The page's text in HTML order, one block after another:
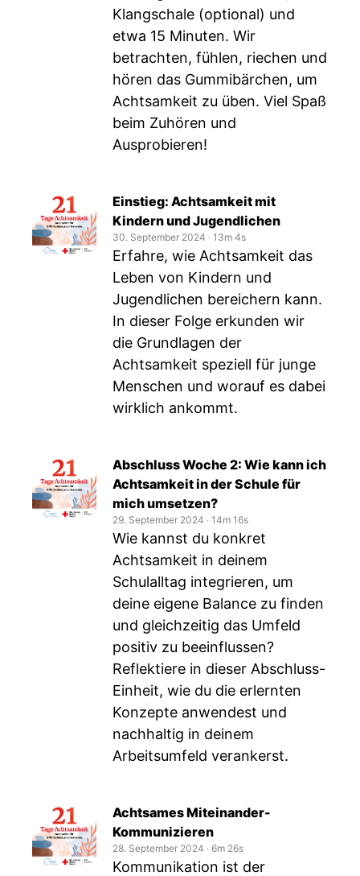
Klangschale (optional) und
etwa 15 Minuten. Wir
betrachten, fühlen, riechen und
hören das Gummibärchen, um
Achtsamkeit zu üben. Viel Spaß
beim Zuhören und
Ausprobieren!
Einstieg: Achtsamkeit mit
Kindern und Jugendlichen
30. September 2024 ‧ 13m 4s
Erfahre, wie Achtsamkeit das
Leben von Kindern und
Jugendlichen bereichern kann.
In dieser Folge erkunden wir
die Grundlagen der
Achtsamkeit speziell für junge
Menschen und worauf es dabei
wirklich ankommt.
Abschluss Woche 2: Wie kann ich
Achtsamkeit in der Schule für
mich umsetzen?
29. September 2024 ‧ 14m 16s
Wie kannst du konkret
Achtsamkeit in deinem
Schulalltag integrieren, um
deine eigene Balance zu finden
und gleichzeitig das Umfeld
positiv zu beeinflussen?
Reflektiere in dieser Abschluss-
Einheit, wie du die erlernten
Konzepte anwendest und
nachhaltig in deinem
Arbeitsumfeld verankerst.
Achtsames Miteinander-
Kommunizieren
28. September 2024 ‧ 6m 26s
Kommunikation ist der